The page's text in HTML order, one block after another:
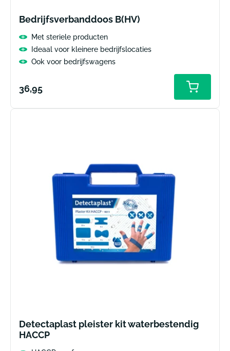
Bedrijfsverbanddoos B(HV)
Met steriele producten
Ideaal voor kleinere bedrijfslocaties
Ook voor bedrijfswagens
Normale
36,95
Detectaplast pleister kit waterbestendig
HACCP